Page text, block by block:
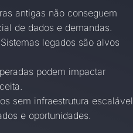
antigas não conseguem
de dados e demandas.
Sistemas legados são alvos
podem impactar
sem infraestrutura escalável
e oportunidades.